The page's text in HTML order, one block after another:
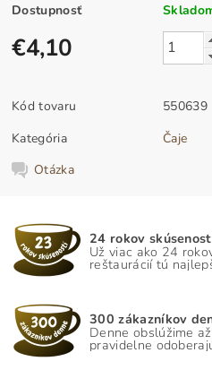
Dostupnosť
€4,10
Kód tovaru
550639
Kategória
Čaje
Otázka
24 rokov
Už viac ako 24
reštaurácií tú
300 zákazníkov
Denne obslúžime
pravidelne